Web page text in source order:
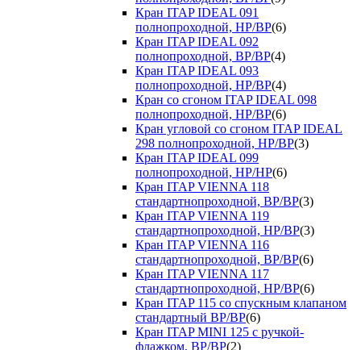
Кран ITAP IDEAL 091
полнопроходной, НР/ВР(6)
Кран ITAP IDEAL 092
полнопроходной, ВР/ВР(4)
Кран ITAP IDEAL 093
полнопроходной, НР/ВР(4)
Кран со сгоном ITAP IDEAL 098
полнопроходной, НР/ВР(6)
Кран угловой со сгоном ITAP IDEAL
298 полнопроходной, НР/ВР(3)
Кран ITAP IDEAL 099
полнопроходной, НР/НР(6)
Кран ITAP VIENNA 118
стандартнопроходной, ВР/ВР(3)
Кран ITAP VIENNA 119
стандартнопроходной, НР/ВР(3)
Кран ITAP VIENNA 116
стандартнопроходной, ВР/ВР(6)
Кран ITAP VIENNA 117
стандартнопроходной, НР/ВР(6)
Кран ITAP 115 со спускным клапаном
стандартный ВР/ВР(6)
Кран ITAP MINI 125 с ручкой-
флажком, ВР/ВР(2)